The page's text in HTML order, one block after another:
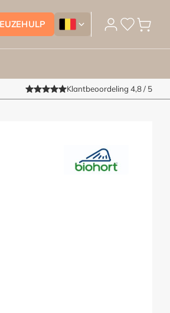
Tuinmeubelhoesshop.be -
Klantbeoordeling 4,8 / 5